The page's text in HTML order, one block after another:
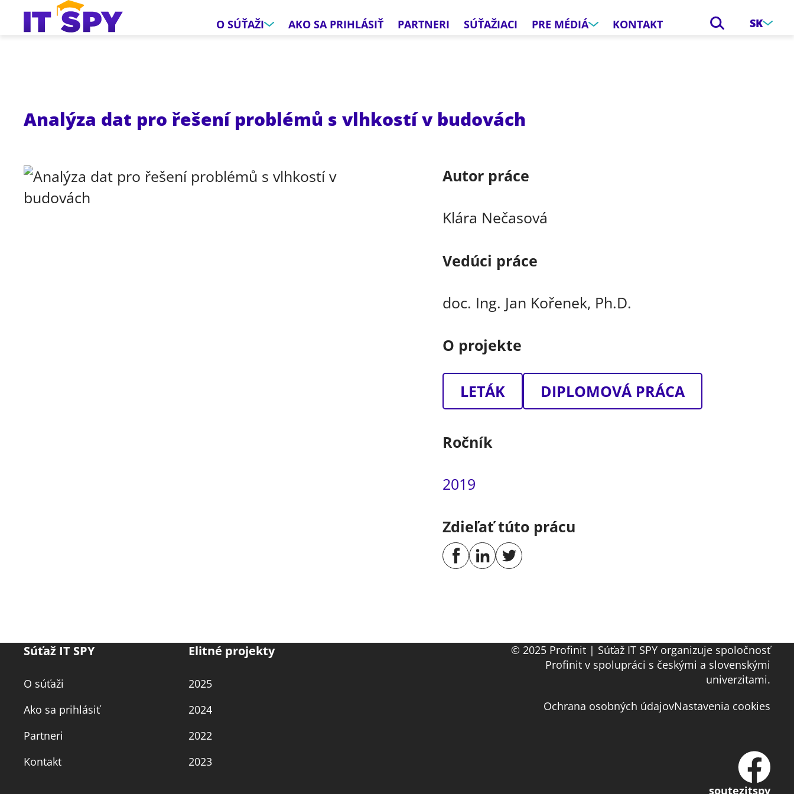
O SÚŤAŽI AKO SA PRIHLÁSIŤ PARTNERI SÚŤAŽIACI PRE MÉDIÁ KONTAKT SK
Analýza dat pro řešení problémů s vlhkostí v budovách
Autor práce
Klára Nečasová
Vedúci práce
doc. Ing. Jan Kořenek, Ph.D.
O projekte
LETÁK DIPLOMOVÁ PRÁCA
Ročník
2019
Zdieľať túto prácu
Súťaž IT SPY
O súťaži
Ako sa prihlásiť
Partneri
Kontakt
Elitné projekty
2025
2024
2022
2023
© 2025 Profinit | Súťaž IT SPY organizuje spoločnosť
Profinit v spolupráci s českými a slovenskými
univerzitami.
Ochrana osobných údajovNastavenia cookies
soutezitspy